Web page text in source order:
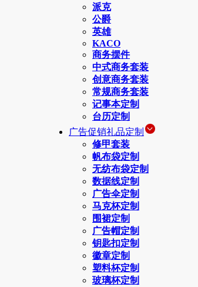
派克
公爵
英雄
KACO
商务摆件
中式商务套装
创意商务套装
常规商务套装
记事本定制
台历定制
广告促销礼品定制
修甲套装
帆布袋定制
无纺布袋定制
数据线定制
广告伞定制
马克杯定制
围裙定制
广告帽定制
钥匙扣定制
徽章定制
塑料杯定制
玻璃杯定制